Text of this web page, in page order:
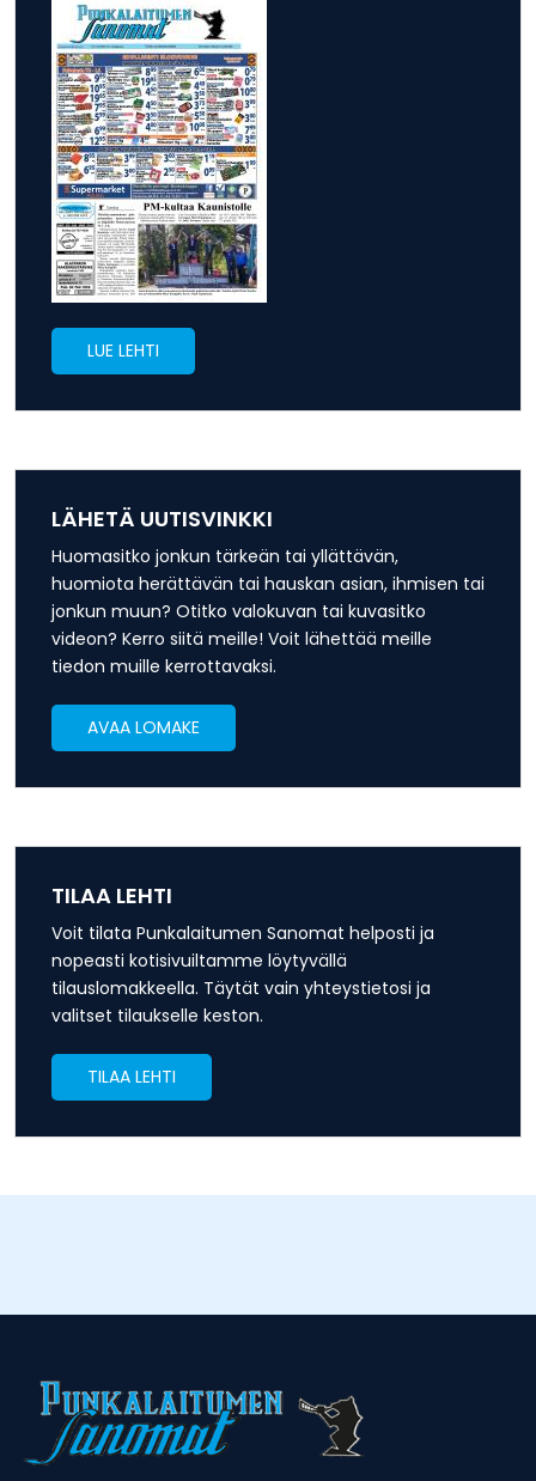
LUE LEHTI
LÄHETÄ UUTISVINKKI
Huomasitko jonkun tärkeän tai yllättävän,
huomiota herättävän tai hauskan asian, ihmisen tai
jonkun muun? Otitko valokuvan tai kuvasitko
videon? Kerro siitä meille! Voit lähettää meille
tiedon muille kerrottavaksi.
AVAA LOMAKE
TILAA LEHTI
Voit tilata Punkalaitumen Sanomat helposti ja
nopeasti kotisivuiltamme löytyvällä
tilauslomakkeella. Täytät vain yhteystietosi ja
valitset tilaukselle keston.
TILAA LEHTI